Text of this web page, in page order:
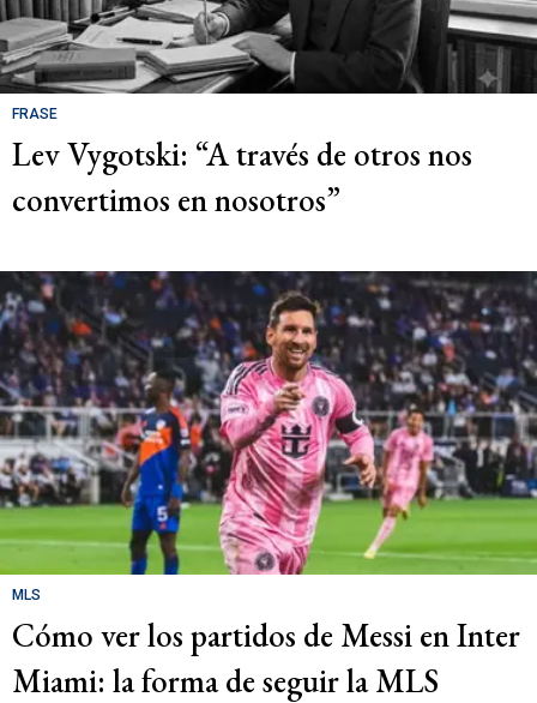
FRASE
Lev Vygotski: “A través de otros nos
convertimos en nosotros”
MLS
Cómo ver los partidos de Messi en Inter
Miami: la forma de seguir la MLS